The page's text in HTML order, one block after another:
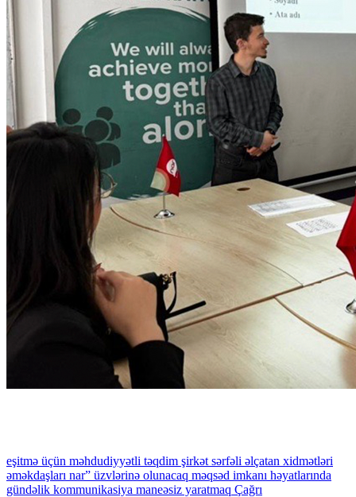
eşitmə üçün məhdudiyyətli təqdim şirkət sərfəli əlçatan xidmətləri
əməkdaşları nar” üzvlərinə olunacaq məqsəd imkanı həyatlarında
gündəlik kommunikasiya maneəsiz yaratmaq Çağrı